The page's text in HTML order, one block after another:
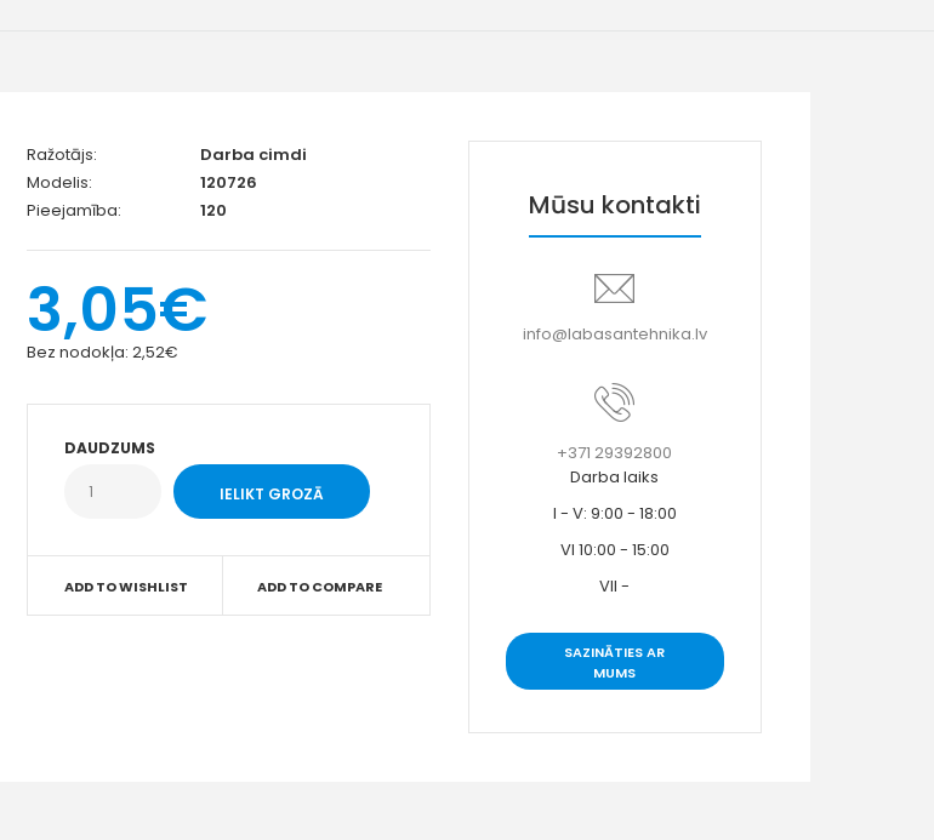
Ražotājs:
Darba cimdi
Modelis:
120726
Pieejamība:
120
3,05€
Bez nodokļa:2,52€
DAUDZUMS
ADD TO WISHLIST ADD TO COMPARE
Mūsu kontakti
info@labasantehnika.lv
+371 29392800
Darba laiks
I - V: 9:00 - 18:00
VI 10:00 - 15:00
VII -
SAZINĀTIES AR
MUMS